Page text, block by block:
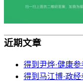
近期文章
得到尹烨·健康
得到马江博·政